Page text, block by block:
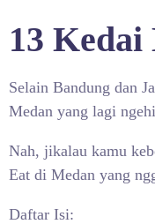
13
Selain Bandung dan
Medan yang lagi
Nah, jikalau kamu
Eat di Medan yang
Daftar Isi: